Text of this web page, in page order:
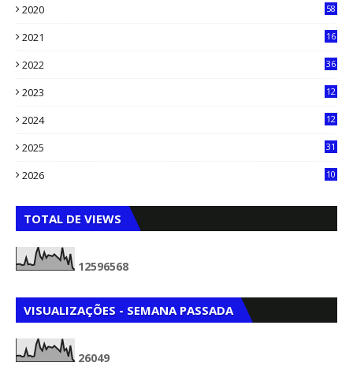
2020
58
2021
16
2022
36
2023
12
2024
12
2025
31
2026
10
TOTAL DE VIEWS
12596568
VISUALIZAÇÕES - SEMANA PASSADA
26049